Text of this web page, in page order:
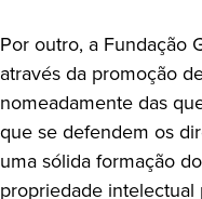
Por outro, a Fundação
através da promoção
nomeadamente das
que se defendem os
uma sólida formação
propriedade